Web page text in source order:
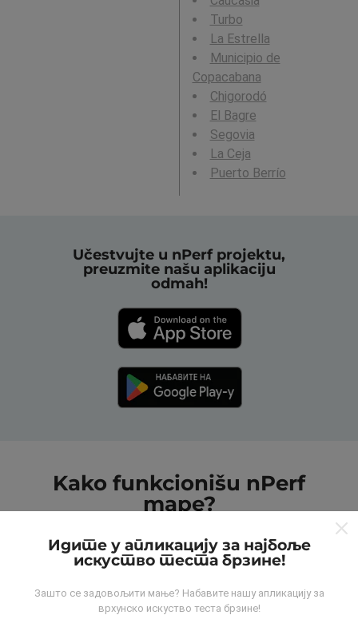
Turbo
La Estrella
Municipio de
Copacabana
Chigorodó
El Bagre
Segovia
La Ceja
Puerto Berrío
Učestvujte u nPerf projektu,
preuzmite našu aplikaciju
odmah!
Kako funkcionišu nPerf
mape?
Идите у апликацију за најбоље
искуство теста брзине!
Зашто се задовољити мање? Набавите нашу апликацију за
врхунско искуство теста брзине!